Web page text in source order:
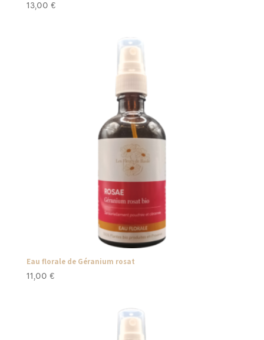
13,00 €
Eau florale de Géranium rosat
11,00 €